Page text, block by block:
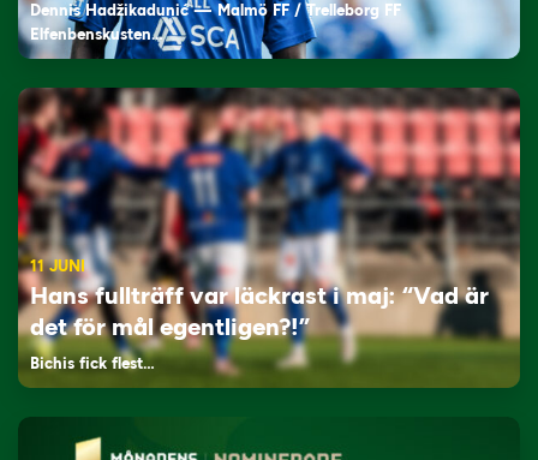
Dennis Hadžikadunić — Malmö FF / Trelleborg FF
Elfenbenskusten…
11 JUNI
Hans fullträff var läckrast i maj: “Vad är
det för mål egentligen?!”
Bichis fick flest…